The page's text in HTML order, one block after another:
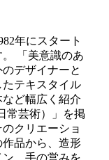
年にスタート
「美意識のあ
デザイナーと
テキスタイル
ど幅広く紹介
常芸術）」を掲
クリエーショ
品から、造形
、手の営みを